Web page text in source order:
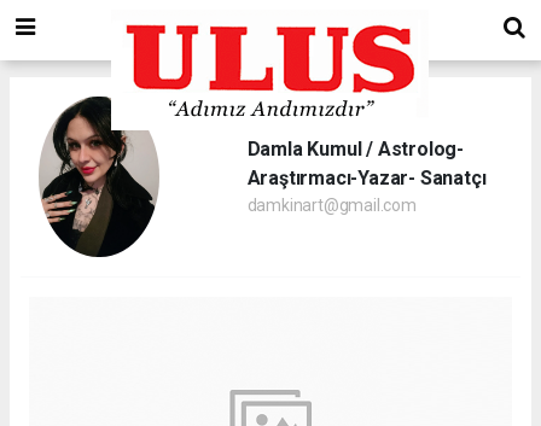
Damla Kumul / Astrolog-
Araştırmacı-Yazar- Sanatçı
damkinart@gmail.com